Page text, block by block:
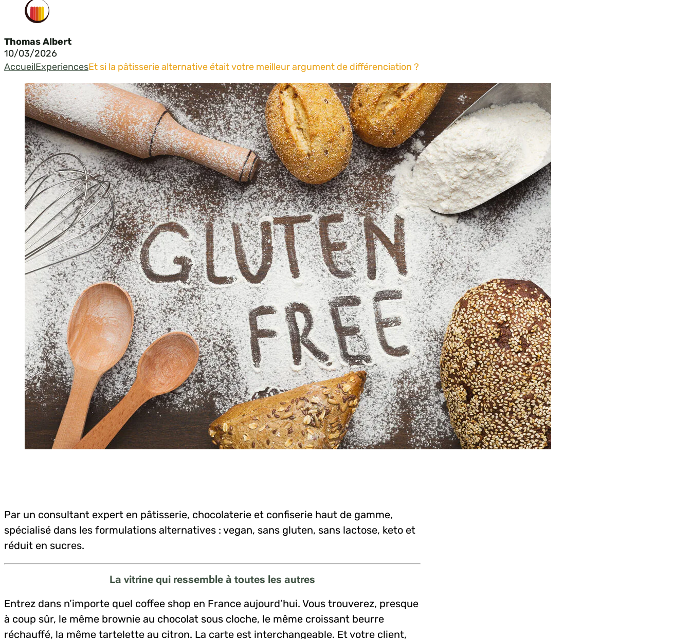
Thomas Albert
10/03/2026
AccueilExperiencesEt si la pâtisserie alternative était votre meilleur argument de différenciation ?
Par un consultant expert en pâtisserie, chocolaterie et confiserie haut de gamme,
spécialisé dans les formulations alternatives : vegan, sans gluten, sans lactose, keto et
réduit en sucres.
La vitrine qui ressemble à toutes les autres
Entrez dans n’importe quel coffee shop en France aujourd’hui. Vous trouverez, presque
à coup sûr, le même brownie au chocolat sous cloche, le même croissant beurre
réchauffé, la même tartelette au citron. La carte est interchangeable. Et votre client,